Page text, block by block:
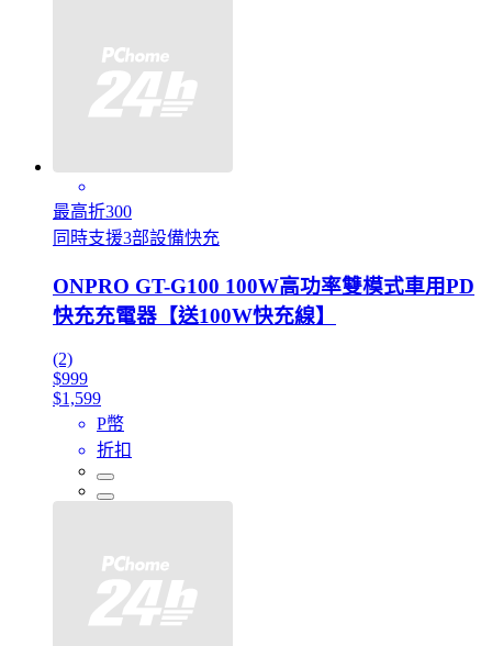
最高折300
同時支援3部設備快充
ONPRO GT-G100 100W高功率雙模式車用PD
快充充電器【送100W快充線】
(2)
$999
$1,599
P幣
折扣